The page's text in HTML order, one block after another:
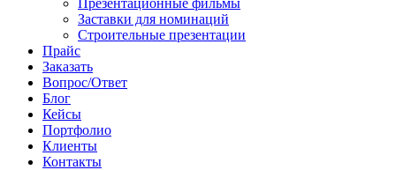
Презентационные фильмы
Заставки для номинаций
Строительные презентации
Прайс
Заказать
Вопрос/Ответ
Блог
Кейсы
Портфолио
Клиенты
Контакты